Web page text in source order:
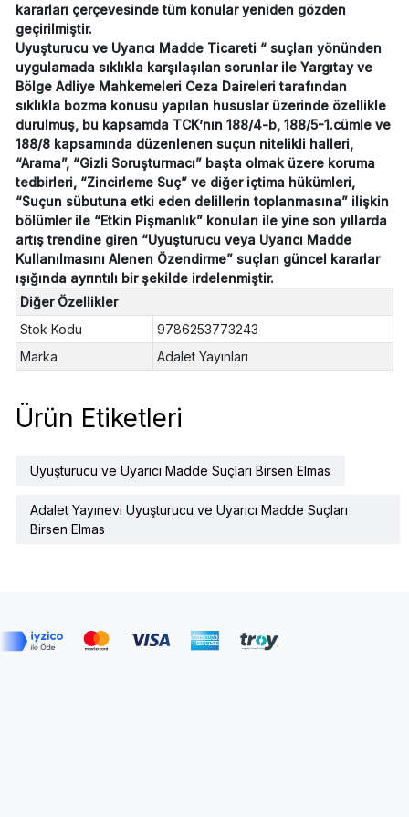
kararları çerçevesinde tüm konular yeniden gözden
geçirilmiştir.
Uyuşturucu ve Uyarıcı Madde Ticareti “ suçları yönünden
uygulamada sıklıkla karşılaşılan sorunlar ile Yargıtay ve
Bölge Adliye Mahkemeleri Ceza Daireleri tarafından
sıklıkla bozma konusu yapılan hususlar üzerinde özellikle
durulmuş, bu kapsamda TCK’nın 188/4-b, 188/5-1.cümle ve
188/8 kapsamında düzenlenen suçun nitelikli halleri,
“Arama”, “Gizli Soruşturmacı” başta olmak üzere koruma
tedbirleri, “Zincirleme Suç” ve diğer içtima hükümleri,
“Suçun sübutuna etki eden delillerin toplanmasına” ilişkin
bölümler ile “Etkin Pişmanlık” konuları ile yine son yıllarda
artış trendine giren “Uyuşturucu veya Uyarıcı Madde
Kullanılmasını Alenen Özendirme” suçları güncel kararlar
ışığında ayrıntılı bir şekilde irdelenmiştir.
Diğer Özellikler
Stok Kodu
9786253773243
Marka
Adalet Yayınları
Ürün Etiketleri
Uyuşturucu ve Uyarıcı Madde Suçları Birsen Elmas
Adalet Yayınevi Uyuşturucu ve Uyarıcı Madde Suçları
Birsen Elmas